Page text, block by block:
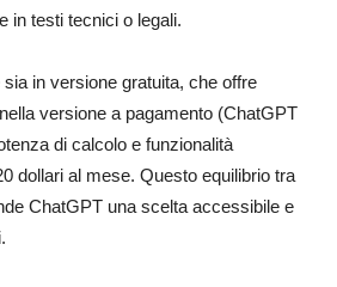
in testi tecnici o legali.
in versione gratuita, che offre
versione a pagamento (ChatGPT
di calcolo e funzionalità
dollari al mese. Questo equilibrio tra
ChatGPT una scelta accessibile e